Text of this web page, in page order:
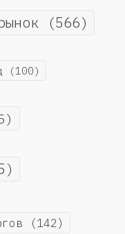
(566)
(100)
(142)